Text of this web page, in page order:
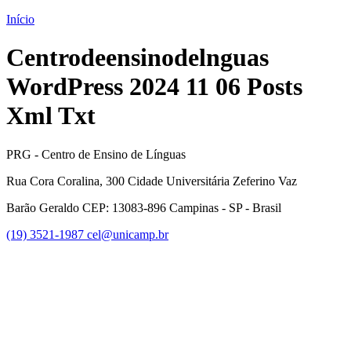
Início
Centrodeensinodelnguas
WordPress 2024 11 06 Posts
Xml Txt
PRG - Centro de Ensino de Línguas
Rua Cora Coralina, 300 Cidade Universitária Zeferino Vaz
Barão Geraldo CEP: 13083-896 Campinas - SP - Brasil
(19) 3521-1987 cel@unicamp.br